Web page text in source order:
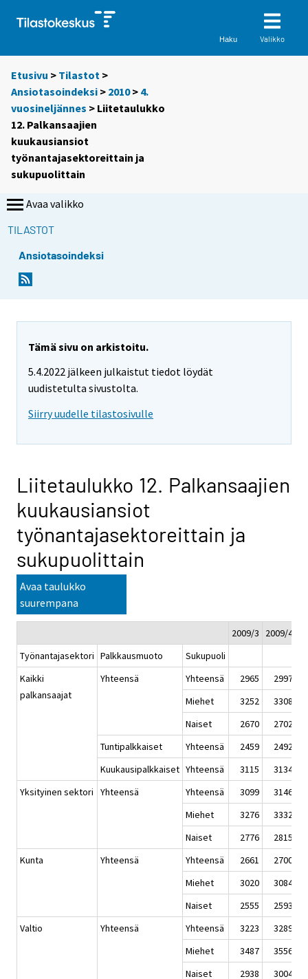
Haku Valikko
Etusivu > Tilastot >
Ansiotasoindeksi > 2010> 4.
vuosineljännes > Liitetaulukko
12. Palkansaajien
kuukausiansiot
työnantajasektoreittain ja
sukupuolittain
Avaa valikko
TILASTOT
Ansiotasoindeksi
Tämä sivu on arkistoitu.
5.4.2022 jälkeen julkaistut tiedot löydät
uudistetulta sivustolta.
Siirry uudelle tilastosivulle
Liitetaulukko 12. Palkansaajien
kuukausiansiot
työnantajasektoreittain ja
sukupuolittain
Avaa taulukko
suurempana
2009/3 2009/4
Työnantajasektori Palkkausmuoto
Sukupuoli
Kaikki
palkansaajat
Yhteensä Yhteensä 2965 2997
Miehet
3252 3308
Naiset
2670 2702
Tuntipalkkaiset
Yhteensä 2459 2492
Kuukausipalkkaiset Yhteensä 3115 3134
Yksityinen sektori
Yhteensä Yhteensä 3099 3146
Miehet
3276 3332
Naiset
2776 2815
Kunta
Yhteensä Yhteensä 2661 2700
Miehet
3020 3084
Naiset
2555 2593
Valtio
Yhteensä Yhteensä 3223 3289
Miehet
3487 3556
Naiset
2938 3004